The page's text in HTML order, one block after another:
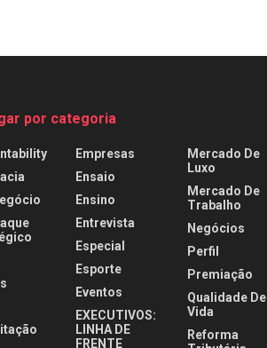
por categoria
Empresas
Ensaio
Ensino
Entrevista
Especial
Esporte
Eventos
EXECUTIVOS:
LINHA DE
FRENTE
Mercado De
Luxo
Mercado De
Trabalho
Negócios
Perfil
Premiação
Qualidade De
Vida
Reforma